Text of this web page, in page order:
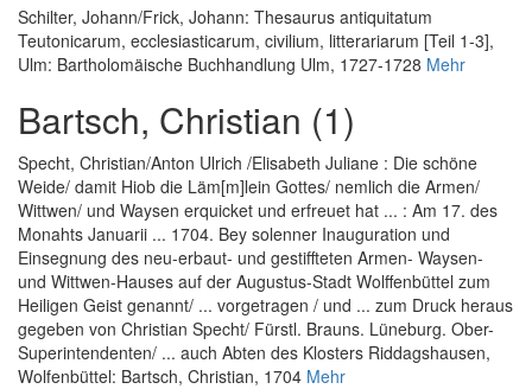
Schilter, Johann/Frick, Johann: Thesaurus antiquitatum
Teutonicarum, ecclesiasticarum, civilium, litterariarum [Teil 1-3],
Ulm: Bartholomäische Buchhandlung Ulm, 1727-1728 Mehr
Bartsch, Christian (1)
Specht, Christian/Anton Ulrich /Elisabeth Juliane : Die schöne
Weide/ damit Hiob die Läm[m]lein Gottes/ nemlich die Armen/
Wittwen/ und Waysen erquicket und erfreuet hat ... : Am 17. des
Monahts Januarii ... 1704. Bey solenner Inauguration und
Einsegnung des neu-erbaut- und gestiffteten Armen- Waysen-
und Wittwen-Hauses auf der Augustus-Stadt Wolffenbüttel zum
Heiligen Geist genannt/ ... vorgetragen / und ... zum Druck heraus
gegeben von Christian Specht/ Fürstl. Brauns. Lüneburg. Ober-
Superintendenten/ ... auch Abten des Klosters Riddagshausen,
Wolfenbüttel: Bartsch, Christian, 1704 Mehr